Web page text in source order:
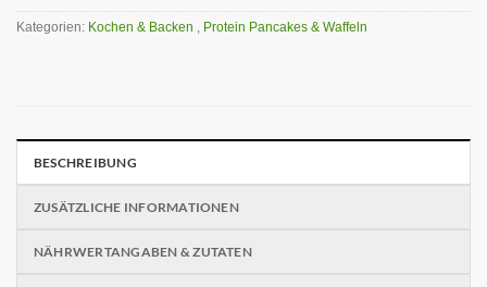
Kategorien: Kochen & Backen , Protein Pancakes & Waffeln
BESCHREIBUNG
ZUSÄTZLICHE INFORMATIONEN
NÄHRWERTANGABEN & ZUTATEN